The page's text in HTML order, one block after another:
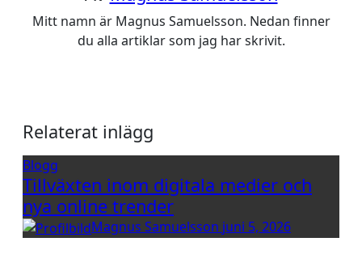
Mitt namn är Magnus Samuelsson. Nedan finner
du alla artiklar som jag har skrivit.
Relaterat inlägg
Blogg
Tillväxten inom digitala medier och
nya online trender
Magnus Samuelsson juni 5, 2026